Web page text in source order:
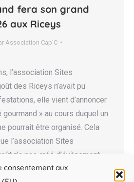
consentement aux
fera son grand
aux Riceys
Association Cap'C
l’association Sites
des Riceys n’avait pu
elle vient d’annoncer
gourmand » au cours duquel un
pourrait être organisé. Cela
l’association Sites
n’a pas créé d’évènement
que…